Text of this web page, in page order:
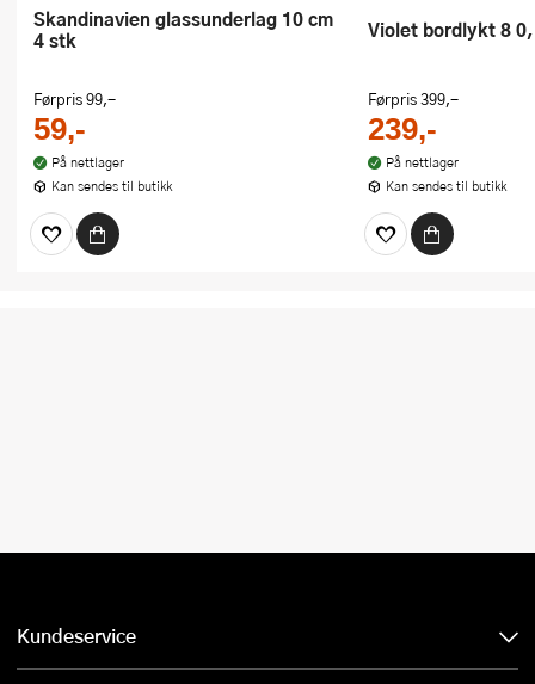
Skandinavien glassunderlag 10 cm
4 stk
Førpris99,-
59,-
På nettlager
Kan sendes til butikk
Violet bordlykt 8
Førpris399,-
239,-
På nettlager
Kan sendes til butikk
Kundeservice